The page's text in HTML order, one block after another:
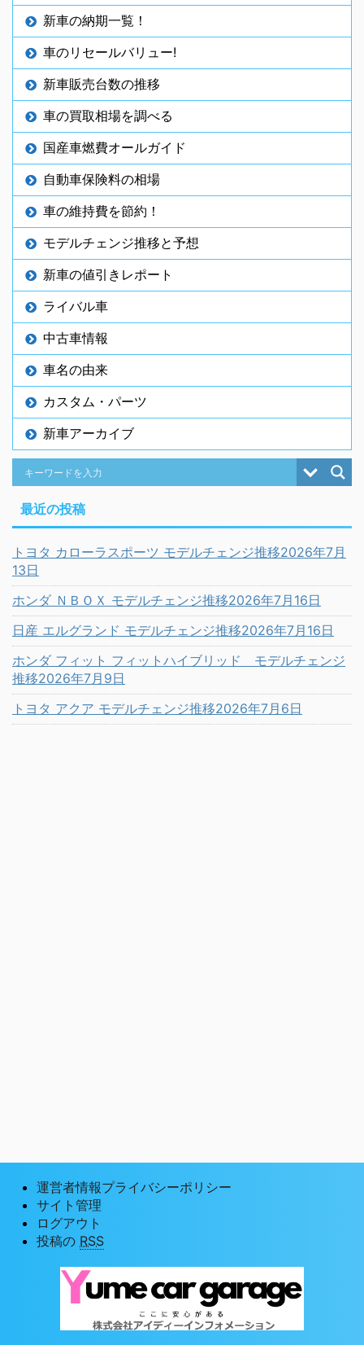
新車の納期一覧！
車のリセールバリュー!
新車販売台数の推移
車の買取相場を調べる
国産車燃費オールガイド
自動車保険料の相場
車の維持費を節約！
モデルチェンジ推移と予想
新車の値引きレポート
ライバル車
中古車情報
車名の由来
カスタム・パーツ
新車アーカイブ
最近の投稿
トヨタ カローラスポーツ モデルチェンジ推移2026年7月
13日
ホンダ ＮＢＯＸ モデルチェンジ推移2026年7月16日
日産 エルグランド モデルチェンジ推移2026年7月16日
ホンダ フィット フィットハイブリッド モデルチェンジ
推移2026年7月9日
トヨタ アクア モデルチェンジ推移2026年7月6日
運営者情報プライバシーポリシー
サイト管理
ログアウト
投稿の RSS